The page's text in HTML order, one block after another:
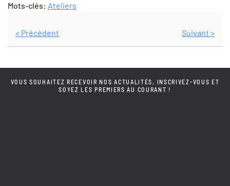
Mots-clés: Ateliers
< Précédent Suivant >
VOUS SOUHAITEZ RECEVOIR NOS ACTUALITÉS, INSCRIVEZ-VOUS ET
SOYEZ LES PREMIERS AU COURANT !